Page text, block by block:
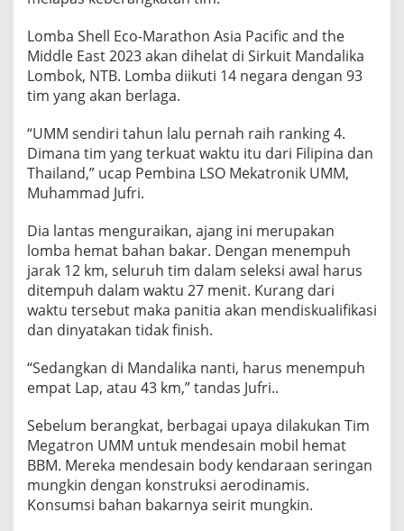
M
I
R
A
H
J
U
A
Lomba Shell Eco-Marathon Asia Pacific and the
Middle East 2023 akan dihelat di Sirkuit Mandalika
Lombok, NTB. Lomba diikuti 14 negara dengan 93
tim yang akan berlaga.
“UMM sendiri tahun lalu pernah raih ranking 4.
Dimana tim yang terkuat waktu itu dari Filipina dan
Thailand,” ucap Pembina LSO Mekatronik UMM,
Muhammad Jufri.
Dia lantas menguraikan, ajang ini merupakan
lomba hemat bahan bakar. Dengan menempuh
jarak 12 km, seluruh tim dalam seleksi awal harus
ditempuh dalam waktu 27 menit. Kurang dari
waktu tersebut maka panitia akan mendiskualifikasi
dan dinyatakan tidak finish.
“Sedangkan di Mandalika nanti, harus menempuh
empat Lap, atau 43 km,” tandas Jufri..
Sebelum berangkat, berbagai upaya dilakukan Tim
Megatron UMM untuk mendesain mobil hemat
BBM. Mereka mendesain body kendaraan seringan
mungkin dengan konstruksi aerodinamis.
Konsumsi bahan bakarnya seirit mungkin.